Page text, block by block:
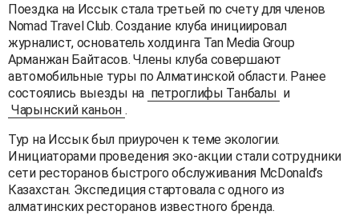
Поездка на Иссык стала третьей по счету для членов
Nomad Travel Club. Создание клуба инициировал
журналист, основатель холдинга Tan Media Group
Арманжан Байтасов. Члены клуба совершают
автомобильные туры по Алматинской области. Ранее
состоялись выезды на петроглифы Танбалы и
Чарынский каньон .
Тур на Иссык был приурочен к теме экологии.
Инициаторами проведения эко-акции стали сотрудники
сети ресторанов быстрого обслуживания McDonald’s
Казахстан. Экспедиция стартовала с одного из
алматинских ресторанов известного бренда.